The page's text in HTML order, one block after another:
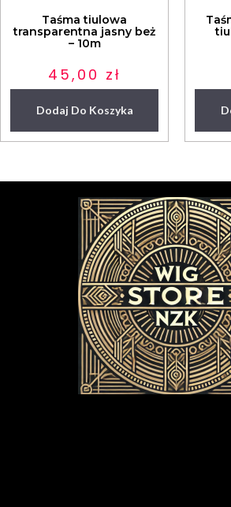
Taśma tiulowa
transparentna jasny beż
– 10m
45,00 zł
Dodaj Do Koszyka